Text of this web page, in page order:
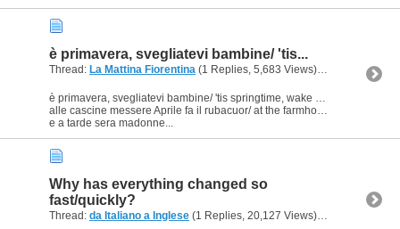
è primavera, svegliatevi bambine/ 'tis...
Thread: La Mattina Fiorentina (1 Replies, 5,683 Views) by
è primavera, svegliatevi bambine/ 'tis springtime, wake up young maidens
alle cascine messere Aprile fa il rubacuor/ at the farmhouses sir April is playing the heartbreaker
e a tarde sera madonne...
Why has everything changed so
fast/quickly?
Thread: da Italiano a Inglese (1 Replies, 20,127 Views) by